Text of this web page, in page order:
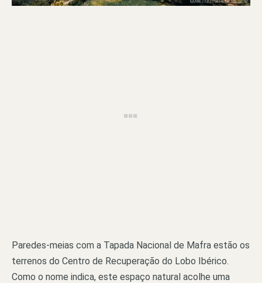
Paredes-meias com a Tapada Nacional de Mafra estão os
terrenos do Centro de Recuperação do Lobo Ibérico.
Como o nome indica, este espaço natural acolhe uma